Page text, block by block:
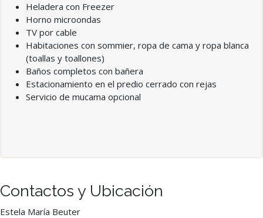
Heladera con Freezer
Horno microondas
TV por cable
Habitaciones con sommier, ropa de cama y ropa blanca
(toallas y toallones)
Baños completos con bañera
Estacionamiento en el predio cerrado con rejas
Servicio de mucama opcional
Contactos y Ubicación
Estela María Beuter